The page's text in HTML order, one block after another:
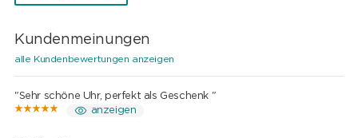
Kundenmeinungen
alle Kundenbewertungen anzeigen
"Sehr schöne Uhr, perfekt als Geschenk "
anzeigen